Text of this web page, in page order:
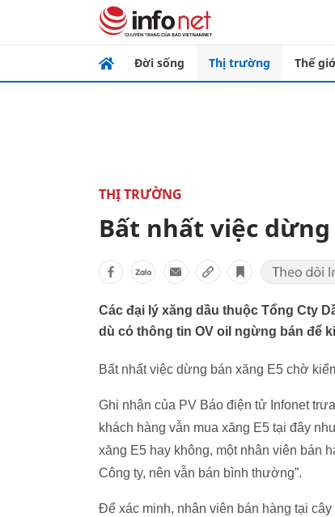
Đời sống Thị trường Thế
THỊ TRƯỜNG
Bất nhất việc
Các đại lý xăng dầu thuộc Tổng Cty
dù có thông tin OV oil ngừng bán để
Bất nhất việc dừng bán xăng E5 chờ
Ghi nhận của PV Báo điện tử Infonet
khách hàng vẫn mua xăng E5 tại đây
xăng E5 hay không, một nhân viên bán
Công ty, nên vẫn bán bình thường”.
Để xác minh, nhân viên bán hàng tại